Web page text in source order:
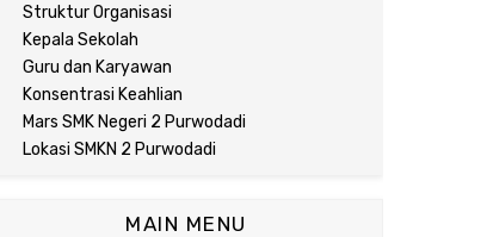
Struktur Organisasi
Kepala Sekolah
Guru dan Karyawan
Konsentrasi Keahlian
Mars SMK Negeri 2 Purwodadi
Lokasi SMKN 2 Purwodadi
MAIN MENU